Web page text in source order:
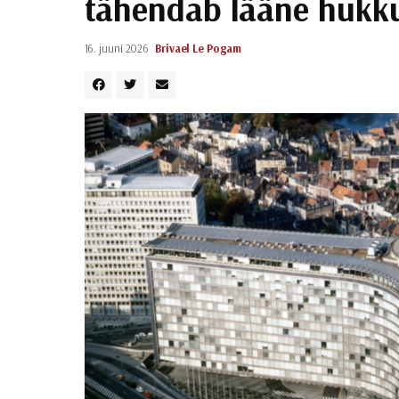
tähendab lääne
16. juuni 2026 Brivael Le Pogam